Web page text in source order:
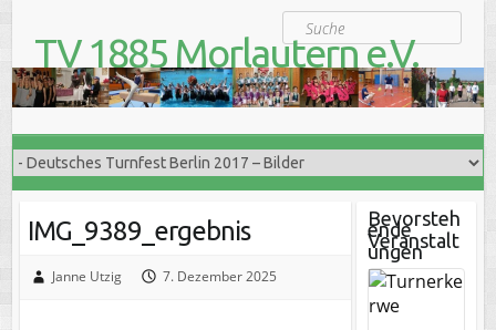
Suche
TV 1885 Morlautern e.V.
Der Turnverein für Jung und Alt
IMG_9389_ergebnis
Janne Utzig 7. Dezember 2025
Bevorsteh
ende
Veranstalt
ungen